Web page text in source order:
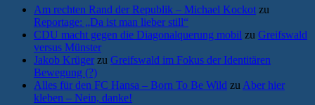
Am rechten Rand der Republik – Michael Kockotzu
Reportage: „Da ist man lieber still“
CDU macht gegen die Diagonalquerung mobil zu Greifswald
versus Münster
Jakob Krüger zu Greifswald im Fokus der Identitären
Bewegung (?)
Alles für den FC Hansa – Born To Be Wild zuAber hier
kleben – Nein, danke!